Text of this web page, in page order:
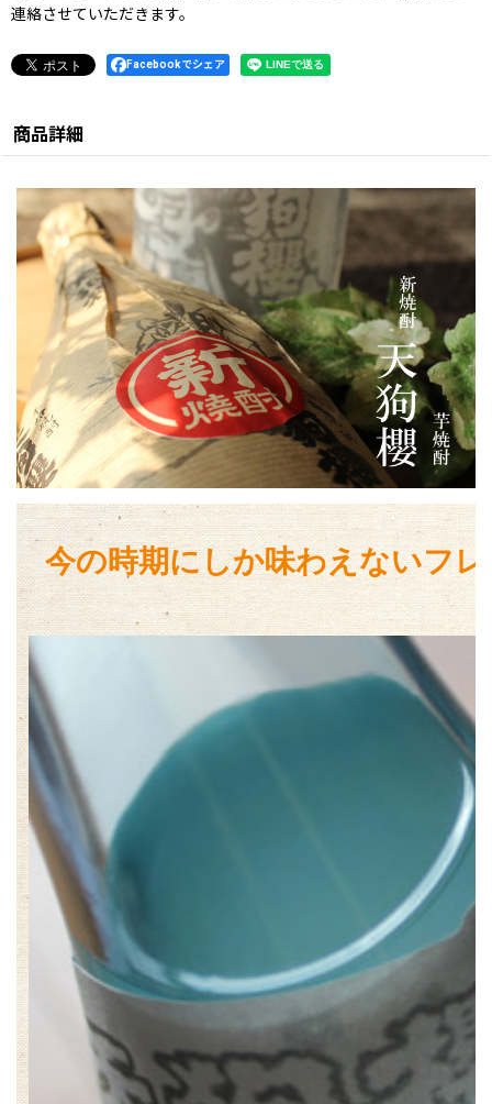
連絡させていただきます。
Facebookでシェア
商品詳細
今の時期にしか味わえないフ